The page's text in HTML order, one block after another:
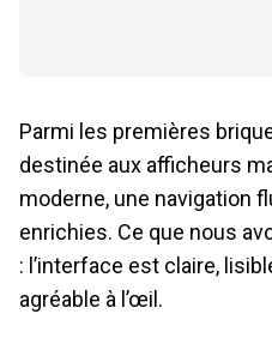
Parmi les premières
destinée aux afficheurs
moderne, une navigation
enrichies. Ce que nous
: l’interface est claire,
agréable à l’œil.